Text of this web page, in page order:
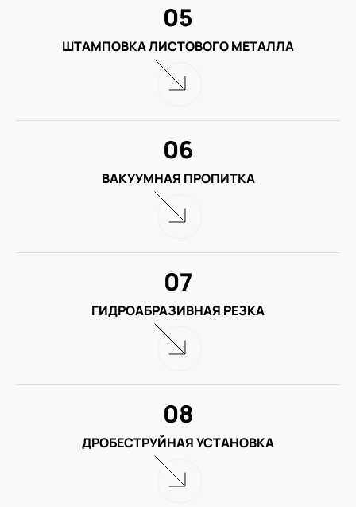
ШТАМПОВКА ЛИСТОВОГО МЕТАЛЛА
05
ВАКУУМНАЯ ПРОПИТКА
06
ГИДРОАБРАЗИВНАЯ РЕЗКА
07
ДРОБЕСТРУЙНАЯ УСТАНОВКА
08